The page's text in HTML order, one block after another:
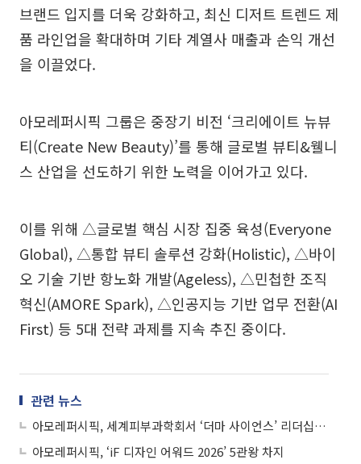
브랜드 입지를 더욱 강화하고, 최신 디저트 트렌드 제
품 라인업을 확대하며 기타 계열사 매출과 손익 개선
을 이끌었다.
아모레퍼시픽 그룹은 중장기 비전 ‘크리에이트 뉴뷰
티(Create New Beauty)’를 통해 글로벌 뷰티&웰니
스 산업을 선도하기 위한 노력을 이어가고 있다.
이를 위해 △글로벌 핵심 시장 집중 육성(Everyone
Global), △통합 뷰티 솔루션 강화(Holistic), △바이
오 기술 기반 항노화 개발(Ageless), △민첩한 조직
혁신(AMORE Spark), △인공지능 기반 업무 전환(AI
First) 등 5대 전략 과제를 지속 추진 중이다.
관련 뉴스
아모레퍼시픽, 세계피부과학회서 ‘더마 사이언스’ 리더십 주도
아모레퍼시픽, ‘iF 디자인 어워드 2026’ 5관왕 차지